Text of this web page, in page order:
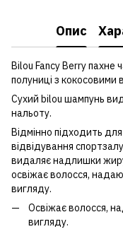
Опис
Bilou Fancy Berry пахне
полуниці з кокосовими
Сухий bilou шампунь
нальоту.
Відмінно підходить
відвідування
видаляє надлишки
освіжає волосся,
вигляду.
Освіжає волосся,
вигляду.